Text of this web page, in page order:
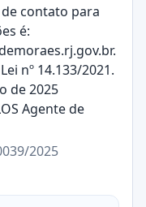
contato para
é:
nº 14.133/2021.
de 2025
Agente de
2025